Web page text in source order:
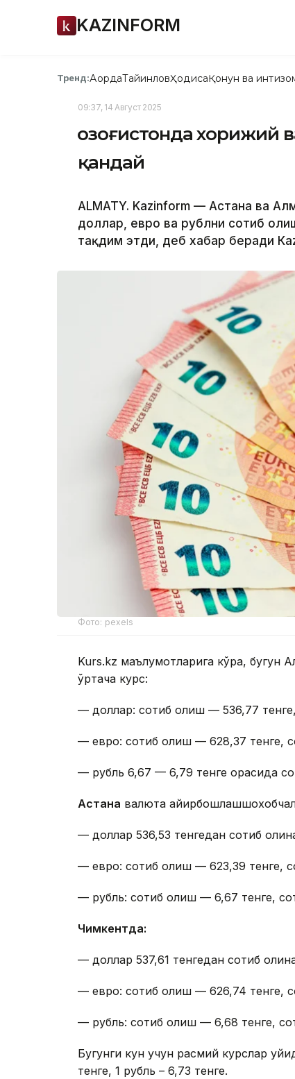
KAZINFORM
Тренд:АқордаТайинловҲодисаҚонун ва
09:37, 14 Август 2025
Қозоғистонда хорижий
қандай
ALMATY. Kazinform — Астана ва
доллар, евро ва рублни сотиб
тақдим этди, деб хабар беради
Фото: pexels
Kurs.kz маълумотларига кўра,
ўртача курс:
— доллар: сотиб олиш — 536,77
— евро: сотиб олиш — 628,37 тенге,
— рубль 6,67 — 6,79 тенге орасида
Астана валюта
— доллар 536,53 тенгедан сотиб
— евро: сотиб олиш — 623,39 тенге,
— рубль: сотиб олиш — 6,67 тенге,
Чимкентда:
— доллар 537,61 тенгедан сотиб
— евро: сотиб олиш — 626,74 тенге,
— рубль: сотиб олиш — 6,68 тенге,
Бугунги кун учун расмий курслар
тенге, 1 рубль – 6,73 тенге.